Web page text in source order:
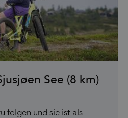
See (8 km)
folgen und sie ist als